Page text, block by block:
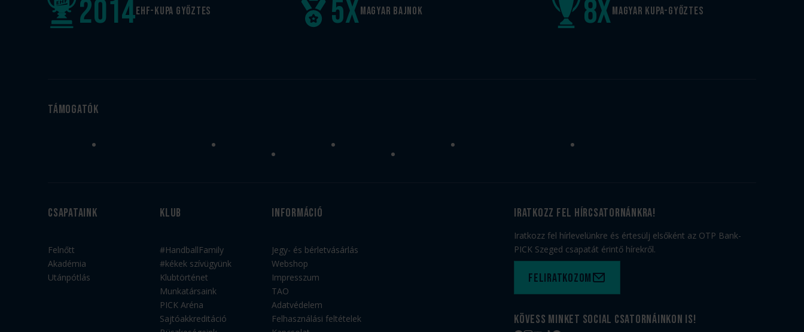
EHF-Kupa győztes
2014 Magyar bajnok
5x Magyar kupa-győztes
8x
Támogatók
Csapataink
Felnőtt
Akadémia
Utánpótlás
Klub
#HandballFamily
#kékek szívügyünk
Klubtörténet
Munkatársaink
PICK Aréna
Sajtóakkreditáció
Információ
Jegy- és bérletvásárlás
Webshop
Impresszum
TAO
Adatvédelem
Felhasználási feltételek
iratkozz fel hírcsatornánkra!
Iratkozz fel hírlevelünkre és értesülj elsőként az OTP Bank-
PICK Szeged csapatát érintő hírekről.
Feliratkozom
Kövess minket social csatornáinkon is!